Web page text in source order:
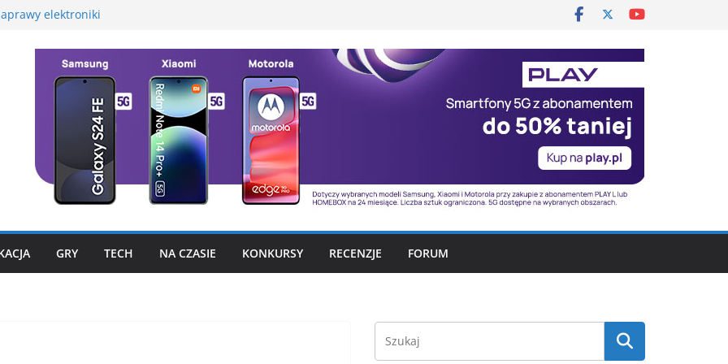
elektroniki
Huawei
2 – test, recenzja
fotograficznego
to już nie problem
GRY TECH NA CZASIE KONKURSY RECENZJE FORUM